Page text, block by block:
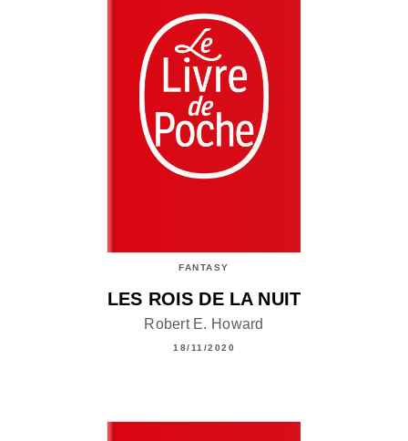
FANTASY
LES ROIS DE LA NUIT
Robert E. Howard
18/11/2020